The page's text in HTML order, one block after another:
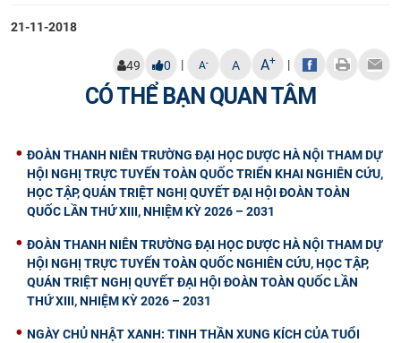
21-11-2018
49 0 | A- A A+ |
CÓ THỂ BẠN QUAN TÂM
ĐOÀN THANH NIÊN TRƯỜNG ĐẠI HỌC DƯỢC HÀ NỘI THAM DỰ
HỘI NGHỊ TRỰC TUYẾN TOÀN QUỐC TRIỂN KHAI NGHIÊN CỨU,
HỌC TẬP, QUÁN TRIỆT NGHỊ QUYẾT ĐẠI HỘI ĐOÀN TOÀN
QUỐC LẦN THỨ XIII, NHIỆM KỲ 2026 – 2031
ĐOÀN THANH NIÊN TRƯỜNG ĐẠI HỌC DƯỢC HÀ NỘI THAM DỰ
HỘI NGHỊ TRỰC TUYẾN TOÀN QUỐC NGHIÊN CỨU, HỌC TẬP,
QUÁN TRIỆT NGHỊ QUYẾT ĐẠI HỘI ĐOÀN TOÀN QUỐC LẦN
THỨ XIII, NHIỆM KỲ 2026 – 2031
NGÀY CHỦ NHẬT XANH: TINH THẦN XUNG KÍCH CỦA TUỔI